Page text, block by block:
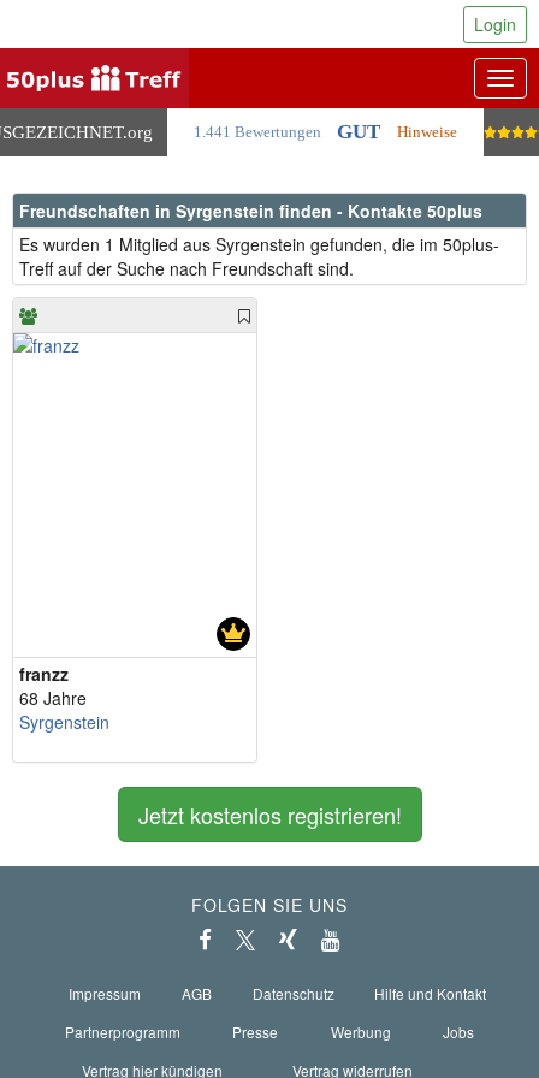
.org 1.441 Bewertungen GUT Hinweise
Login
Freundschaften in Syrgenstein finden - Kontakte 50plus
Es wurden 1 Mitglied aus Syrgenstein gefunden, die im 50plus-
Treff auf der Suche nach Freundschaft sind.
franzz
68 Jahre
Syrgenstein
Jetzt kostenlos registrieren!
FOLGEN SIE UNS
Impressum AGB Datenschutz
Hilfe und Kontakt
Partnerprogramm
Presse Werbung
Jobs
Vertrag hier kündigen
Vertrag widerrufen